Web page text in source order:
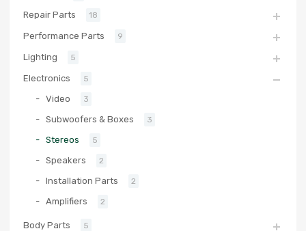
Repair Parts 18
Performance Parts 9
Lighting 5
Electronics 5
Video 3
Subwoofers & Boxes 3
Stereos 5
Speakers 2
Installation Parts 2
Amplifiers 2
Body Parts 5